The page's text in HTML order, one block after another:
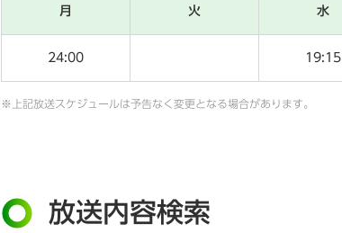
月 火 水
24:00 19:15
※上記放送スケジュールは予告なく変更となる場合があります。
放送内容検索